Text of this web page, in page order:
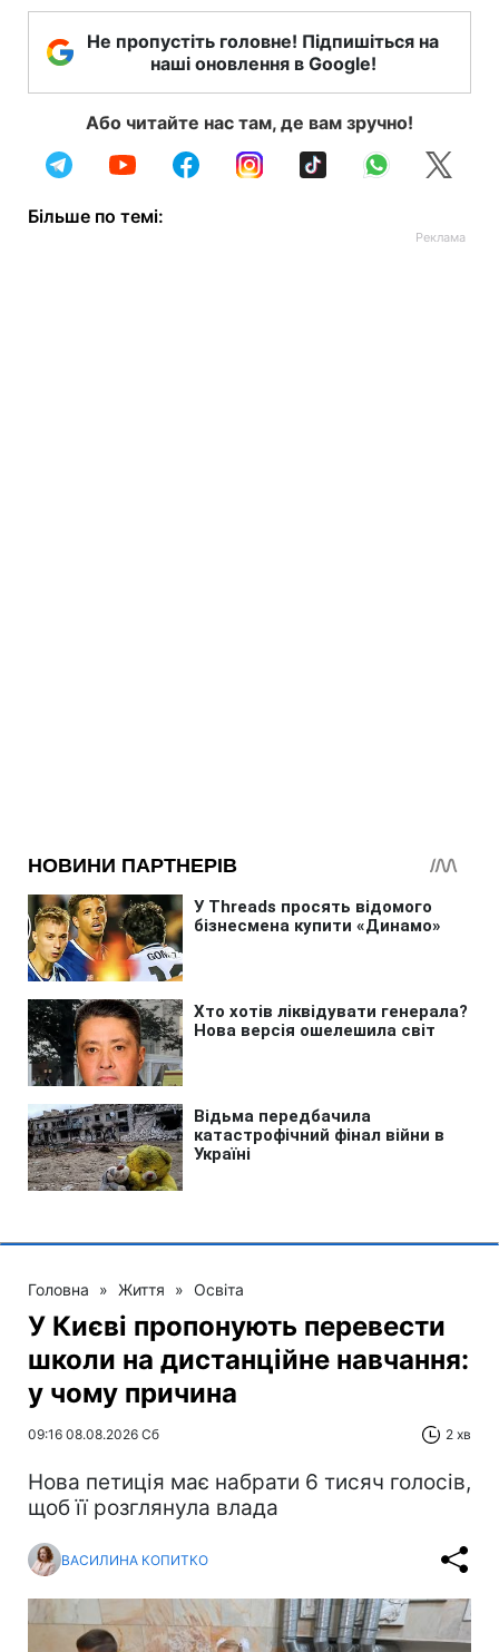
Не пропустіть головне! Підпишіться на
наші оновлення в Google!
Або читайте нас там, де вам зручно!
Більше по темі:
Головна » Життя » Освіта
У Києві пропонують перевести
школи на дистанційне навчання:
у чому причина
09:16 08.08.2026 Сб 2 хв
Нова петиція має набрати 6 тисяч голосів,
щоб її розглянула влада
ВАСИЛИНА КОПИТКО